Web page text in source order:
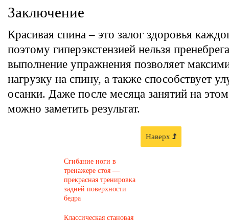
Заключение
Красивая спина – это залог здоровья
поэтому гиперэкстензией нельзя
выполнение упражнения позволяет
нагрузку на спину, а также способствует
осанки. Даже после месяца занятий на
можно заметить результат.
Наверх
Сгибание ноги в
тренажере стоя —
прекрасная тренировка
задней поверхности
бедра
Классическая становая